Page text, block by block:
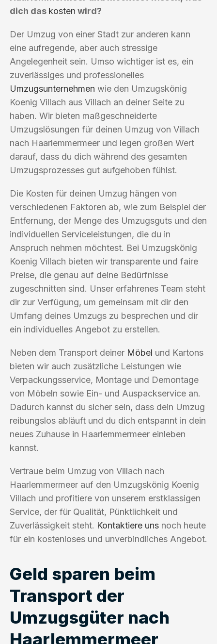
dich das kosten wird?
Der Umzug von einer Stadt zur anderen kann
eine aufregende, aber auch stressige
Angelegenheit sein. Umso wichtiger ist es, ein
zuverlässiges und professionelles
Umzugsunternehmen wie den Umzugskönig
Koenig Villach aus Villach an deiner Seite zu
haben. Wir bieten maßgeschneiderte
Umzugslösungen für deinen Umzug von Villach
nach Haarlemmermeer und legen großen Wert
darauf, dass du dich während des gesamten
Umzugsprozesses gut aufgehoben fühlst.
Die Kosten für deinen Umzug hängen von
verschiedenen Faktoren ab, wie zum Beispiel der
Entfernung, der Menge des Umzugsguts und den
individuellen Serviceleistungen, die du in
Anspruch nehmen möchtest. Bei Umzugskönig
Koenig Villach bieten wir transparente und faire
Preise, die genau auf deine Bedürfnisse
zugeschnitten sind. Unser erfahrenes Team steht
dir zur Verfügung, um gemeinsam mit dir den
Umfang deines Umzugs zu besprechen und dir
ein individuelles Angebot zu erstellen.
Neben dem Transport deiner Möbel und Kartons
bieten wir auch zusätzliche Leistungen wie
Verpackungsservice, Montage und Demontage
von Möbeln sowie Ein- und Auspackservice an.
Dadurch kannst du sicher sein, dass dein Umzug
reibungslos abläuft und du dich entspannt in dein
neues Zuhause in Haarlemmermeer einleben
kannst.
Vertraue beim Umzug von Villach nach
Haarlemmermeer auf den Umzugskönig Koenig
Villach und profitiere von unserem erstklassigen
Service, der für Qualität, Pünktlichkeit und
Zuverlässigkeit steht. Kontaktiere uns noch heute
für ein kostenloses und unverbindliches Angebot.
Geld sparen beim
Transport der
Umzugsgüter nach
Haarlemmermeer